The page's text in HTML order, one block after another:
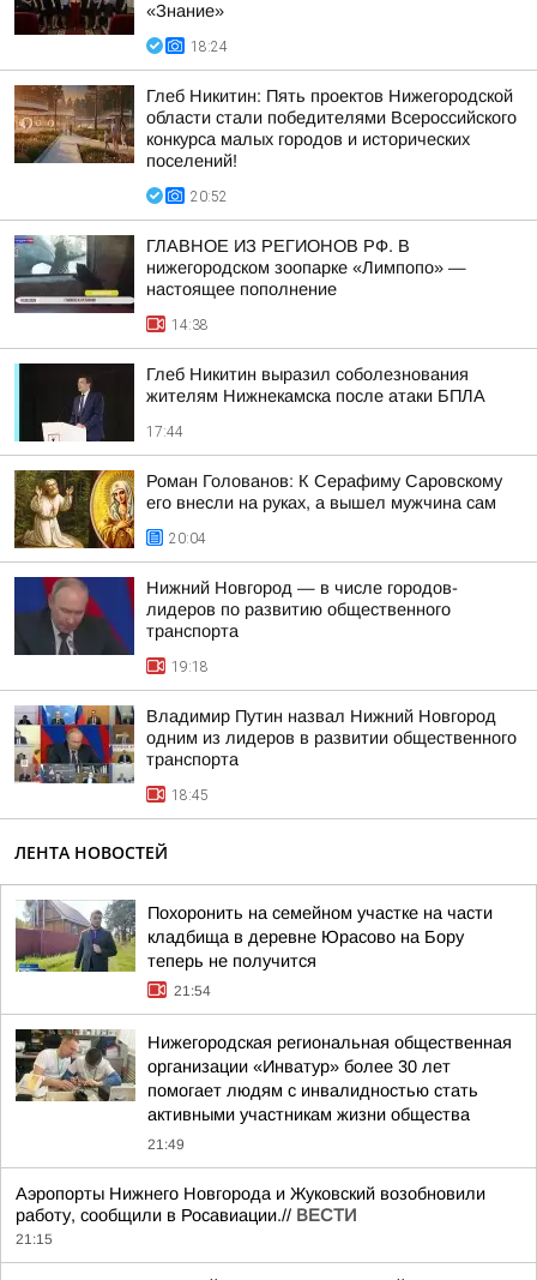
«Знание»
18:24
Глеб Никитин: Пять проектов Нижегородской
области стали победителями Всероссийского
конкурса малых городов и исторических
поселений!
20:52
ГЛАВНОЕ ИЗ РЕГИОНОВ РФ. В
нижегородском зоопарке «Лимпопо» —
настоящее пополнение
14:38
Глеб Никитин выразил соболезнования
жителям Нижнекамска после атаки БПЛА
17:44
Роман Голованов: К Серафиму Саровскому
его внесли на руках, а вышел мужчина сам
20:04
Нижний Новгород — в числе городов-
лидеров по развитию общественного
транспорта
19:18
Владимир Путин назвал Нижний Новгород
одним из лидеров в развитии общественного
транспорта
18:45
ЛЕНТА НОВОСТЕЙ
Похоронить на семейном участке на части
кладбища в деревне Юрасово на Бору
теперь не получится
21:54
Нижегородская региональная общественная
организации «Инватур» более 30 лет
помогает людям с инвалидностью стать
активными участникам жизни общества
21:49
Аэропорты Нижнего Новгорода и Жуковский возобновили
работу, сообщили в Росавиации.// ВЕСТИ
21:15